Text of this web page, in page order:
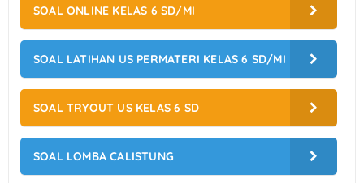
SOAL ONLINE KELAS 6 SD/MI
SOAL LATIHAN US PERMATERI KELAS 6 SD/MI
SOAL TRYOUT US KELAS 6 SD
SOAL LOMBA CALISTUNG